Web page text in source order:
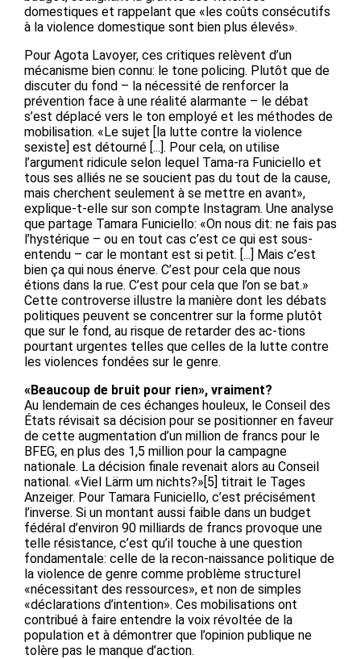
domestiques et rappelant que «les coûts consécutifs
à la violence domestique sont bien plus élevés».
Pour Agota Lavoyer, ces critiques relèvent d’un
mécanisme bien connu: le tone policing. Plutôt que de
discuter du fond – la nécessité de renforcer la
prévention face à une réalité alarmante – le débat
s’est déplacé vers le ton employé et les méthodes de
mobilisation. «Le sujet [la lutte contre la violence
sexiste] est détourné [...]. Pour cela, on utilise
l’argument ridicule selon lequel Tama-ra Funiciello et
tous ses alliés ne se soucient pas du tout de la cause,
mais cherchent seulement à se mettre en avant»,
explique-t-elle sur son compte Instagram. Une analyse
que partage Tamara Funiciello: «On nous dit: ne fais pas
l’hystérique – ou en tout cas c’est ce qui est sous-
entendu – car le montant est si petit. [...] Mais c’est
bien ça qui nous énerve. C’est pour cela que nous
étions dans la rue. C’est pour cela que l’on se bat.»
Cette controverse illustre la manière dont les débats
politiques peuvent se concentrer sur la forme plutôt
que sur le fond, au risque de retarder des ac-tions
pourtant urgentes telles que celles de la lutte contre
les violences fondées sur le genre.
«Beaucoup de bruit pour rien», vraiment?
Au lendemain de ces échanges houleux, le Conseil des
États révisait sa décision pour se positionner en faveur
de cette augmentation d’un million de francs pour le
BFEG, en plus des 1,5 million pour la campagne
nationale. La décision finale revenait alors au Conseil
national. «Viel Lärm um nichts?»[5] titrait le Tages
Anzeiger. Pour Tamara Funiciello, c’est précisément
l’inverse. Si un montant aussi faible dans un budget
fédéral d’environ 90 milliards de francs provoque une
telle résistance, c’est qu’il touche à une question
fondamentale: celle de la recon-naissance politique de
la violence de genre comme problème structurel
«nécessitant des ressources», et non de simples
«déclarations d’intention». Ces mobilisations ont
contribué à faire entendre la voix révoltée de la
population et à démontrer que l’opinion publique ne
tolère pas le manque d’action.